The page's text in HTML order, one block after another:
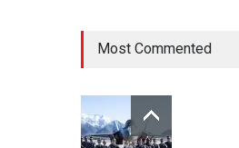
Most Commented